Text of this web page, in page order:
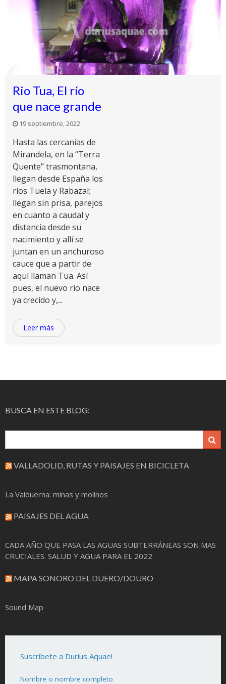
Rio Tua, El río
que nace grande
19 septiembre, 2022
Hasta las cercanías de
Mirandela, en la “Terra
Quente” trasmontana,
llegan desde España los
ríos Tuela y Rabazal;
llegan sin prisa, parejos
en cuanto a caudal y
distancia desde su
nacimiento y allí se
juntan en un anchuroso
cauce que a partir de
aquí llaman Tua. Así
pues, el nuevo río nace
ya crecido y,...
Leer más
BUSCA EN ESTE BLOG:
VALLADOLID, RUTAS Y PAISAJES EN BICICLETA
La Valduerna: minas y molinos
PAISAJES DEL AGUA
CADA AÑO QUE PASA LAS AGUAS SUBTERRÁNEAS SON MAS
CRUCIALES. SALUD Y AGUA PARA EL 2022
MAPA SONORO DEL DUERO/DOURO
Sound Map
Suscríbete a Durius Aquae!
Nombre o nombre completo